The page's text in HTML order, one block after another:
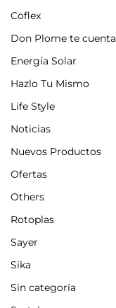
Coflex
Don Plome te cuenta
Energía Solar
Hazlo Tu Mismo
Life Style
Noticias
Nuevos Productos
Ofertas
Others
Rotoplas
Sayer
Sika
Sin categoría